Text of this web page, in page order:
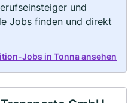
und
Jobs finden und direkt
Jobs in Tonna ansehen